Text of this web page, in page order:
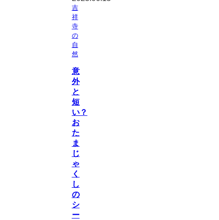
吉
祥
寺
の
自
然
意
外
と
短
い？
お
た
ま
じ
ゃ
く
し
の
シ
ー